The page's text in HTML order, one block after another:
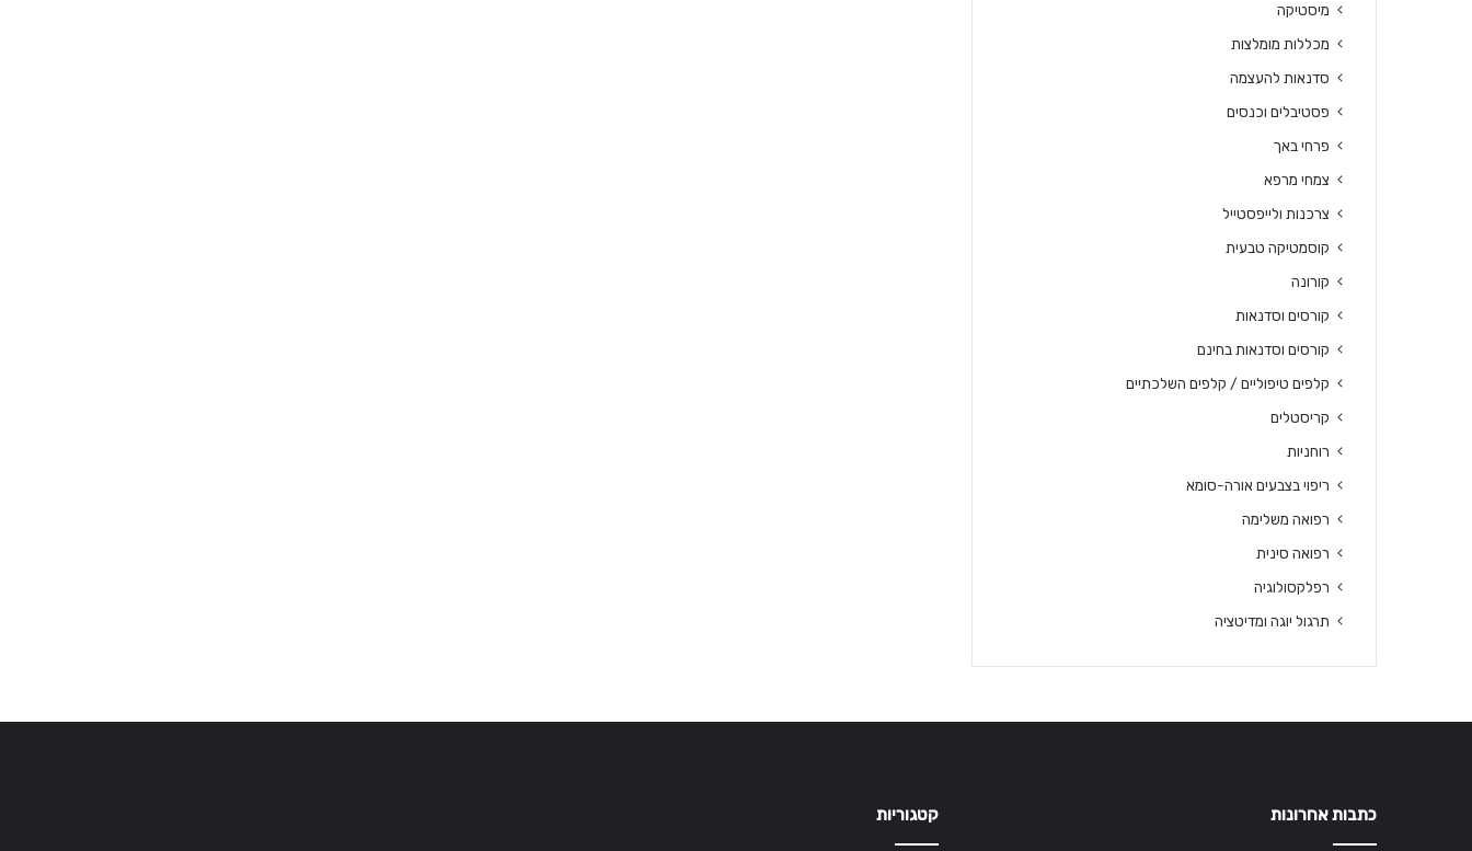
מיסטיקה
מכללות מומלצות
סדנאות להעצמה
פסטיבלים וכנסים
פרחי באך
צמחי מרפא
צרכנות ולייפסטייל
קוסמטיקה טבעית
קורונה
קורסים וסדנאות
קורסים וסדנאות בחינם
קלפים טיפוליים / קלפים השלכתיים
קריסטלים
רוחניות
ריפוי בצבעים אורה-סומא
רפואה משלימה
רפואה סינית
רפלקסולוגיה
תרגול יוגה ומדיטציה
כתבות אחרונות קטגוריות